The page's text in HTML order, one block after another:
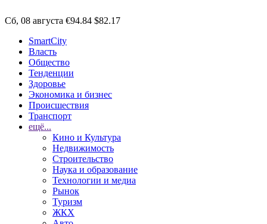
Сб, 08 августа €94.84 $82.17
SmartCity
Власть
Общество
Тенденции
Здоровье
Экономика и бизнес
Происшествия
Транспорт
ещё...
Кино и Культура
Недвижимость
Строительство
Наука и образование
Технологии и медиа
Рынок
Туризм
ЖКХ